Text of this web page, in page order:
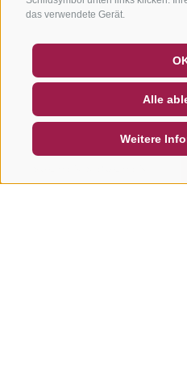
das verwendete Gerät.
Alle
Weitere
NEWSLETTER
SOCIAL